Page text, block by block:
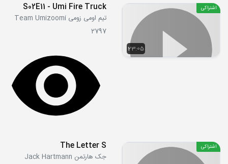
23:05
اشتراکی S02E11 - Umi Fire Truck
تیم اومی زومی Team Umizoomi
2797
اشتراکی The Letter S
جک هارتمن Jack Hartmann